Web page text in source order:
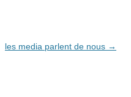
les media parlent de nous →